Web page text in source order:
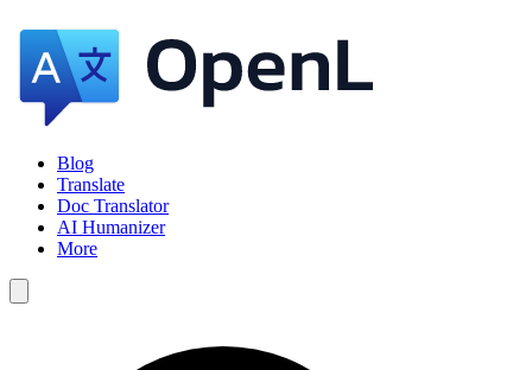
Blog
Translate
Doc Translator
AI Humanizer
More